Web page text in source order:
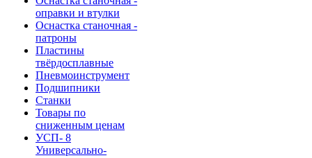
оправки и втулки
Оснастка станочная -
патроны
Пластины
твёрдосплавные
Пневмоинструмент
Подшипники
Станки
Товары по
сниженным ценам
УСП- 8
Универсально-